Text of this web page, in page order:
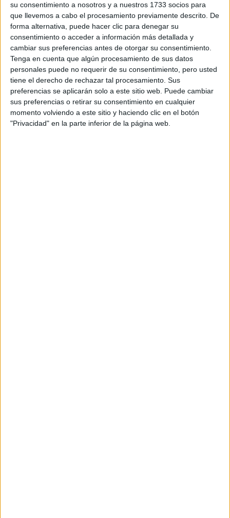
su consentimiento a nosotros y a nuestros 1733 socios para
que llevemos a cabo el procesamiento previamente descrito. De
forma alternativa, puede hacer clic para denegar su
consentimiento o acceder a información más detallada y
cambiar sus preferencias antes de otorgar su consentimiento.
Tenga en cuenta que algún procesamiento de sus datos
personales puede no requerir de su consentimiento, pero usted
tiene el derecho de rechazar tal procesamiento. Sus
preferencias se aplicarán solo a este sitio web. Puede cambiar
sus preferencias o retirar su consentimiento en cualquier
momento volviendo a este sitio y haciendo clic en el botón
"Privacidad" en la parte inferior de la página web.
Accedé a los beneficios para suscriptores
Contenidos exclusivos
Sorteos